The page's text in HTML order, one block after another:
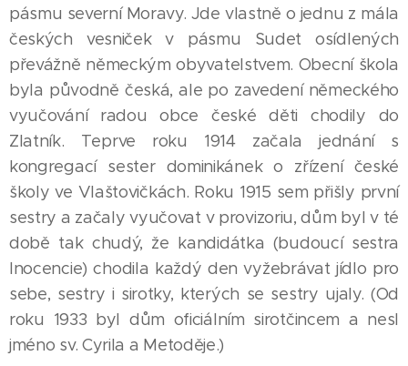
pásmu severní Moravy. Jde vlastně o jednu z mála
českých vesniček v pásmu Sudet osídlených
převážně německým obyvatelstvem. Obecní škola
byla původně česká, ale po zavedení německého
vyučování radou obce české děti chodily do
Zlatník. Teprve roku 1914 začala jednání s
kongregací sester dominikánek o zřízení české
školy ve Vlaštovičkách. Roku 1915 sem přišly první
sestry a začaly vyučovat v provizoriu, dům byl v té
době tak chudý, že kandidátka (budoucí sestra
Inocencie) chodila každý den vyžebrávat jídlo pro
sebe, sestry i sirotky, kterých se sestry ujaly. (Od
roku 1933 byl dům oficiálním sirotčincem a nesl
jméno sv. Cyrila a Metoděje.)